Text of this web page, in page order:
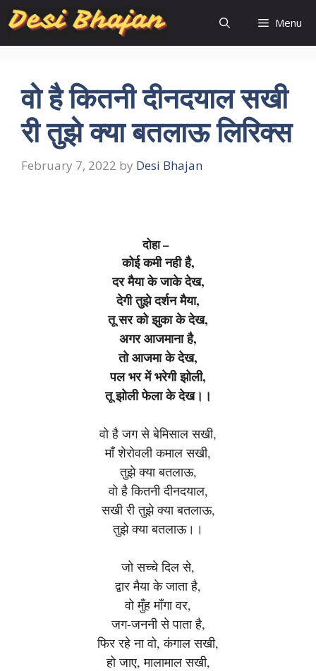
Skip
to
content
Menu
वो है कितनी दीनदयाल सखी
री तुझे क्या बतलाऊ लिरिक्स
February 7, 2022 by Desi Bhajan
दोहा –
कोई कमी नही है,
दर मैया के जाके देख,
देगी तुझे दर्शन मैया,
तू सर को झुका के देख,
अगर आजमाना है,
तो आजमा के देख,
पल भर में भरेगी झोली,
तू झोली फेला के देख।।
वो है जग से बेमिसाल सखी,
माँ शेरोवली कमाल सखी,
तुझे क्या बतलाऊ,
वो है कितनी दीनदयाल,
सखी री तुझे क्या बतलाऊ,
तुझे क्या बतलाऊ।।
जो सच्चे दिल से,
द्वार मैया के जाता है,
वो मुँह माँगा वर,
जग-जननी से पाता है,
फिर रहे ना वो, कंगाल सखी,
हो जाए, मालामाल सखी,